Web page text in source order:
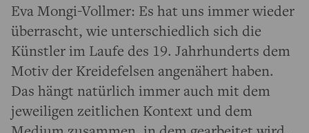
Eva Mongi-Vollmer: Es hat uns immer wieder
überrascht, wie unterschiedlich sich die
Künstler im Laufe des 19. Jahrhunderts dem
Motiv der Kreidefelsen angenähert haben.
Das hängt natürlich immer auch mit dem
jeweiligen zeitlichen Kontext und dem